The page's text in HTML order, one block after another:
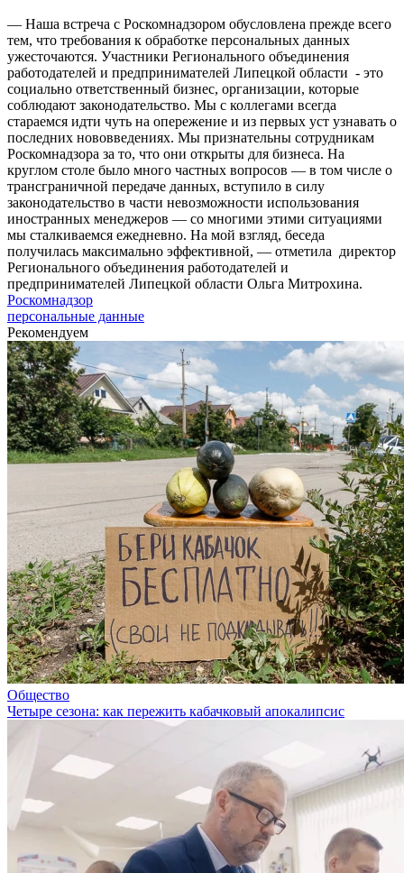
— Наша встреча с Роскомнадзором обусловлена прежде всего
тем, что требования к обработке персональных данных
ужесточаются. Участники Регионального объединения
работодателей и предпринимателей Липецкой области - это
социально ответственный бизнес, организации, которые
соблюдают законодательство. Мы с коллегами всегда
стараемся идти чуть на опережение и из первых уст узнавать о
последних нововведениях. Мы признательны сотрудникам
Роскомнадзора за то, что они открыты для бизнеса. На
круглом столе было много частных вопросов — в том числе о
трансграничной передаче данных, вступило в силу
законодательство в части невозможности использования
иностранных менеджеров — со многими этими ситуациями
мы сталкиваемся ежедневно. На мой взгляд, беседа
получилась максимально эффективной, — отметила директор
Регионального объединения работодателей и
предпринимателей Липецкой области Ольга Митрохина.
Роскомнадзор
персональные данные
Рекомендуем
Общество
Четыре сезона: как пережить кабачковый апокалипсис